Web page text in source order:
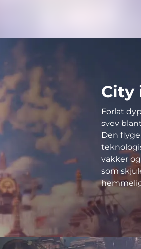
City
Forlat
svev
Den
vakker
som